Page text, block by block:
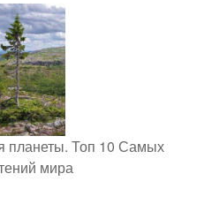
планеты. Топ 10 Самых
мира